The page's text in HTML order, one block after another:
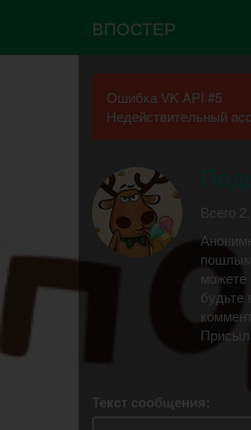
ВПОСТЕР
Ошибка VK API #5
Недействительный
Всего
можете
будьте
Текст сообщения: